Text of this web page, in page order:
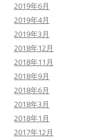
2019年6月
2019年4月
2019年3月
2018年12月
2018年11月
2018年9月
2018年6月
2018年3月
2018年1月
2017年12月